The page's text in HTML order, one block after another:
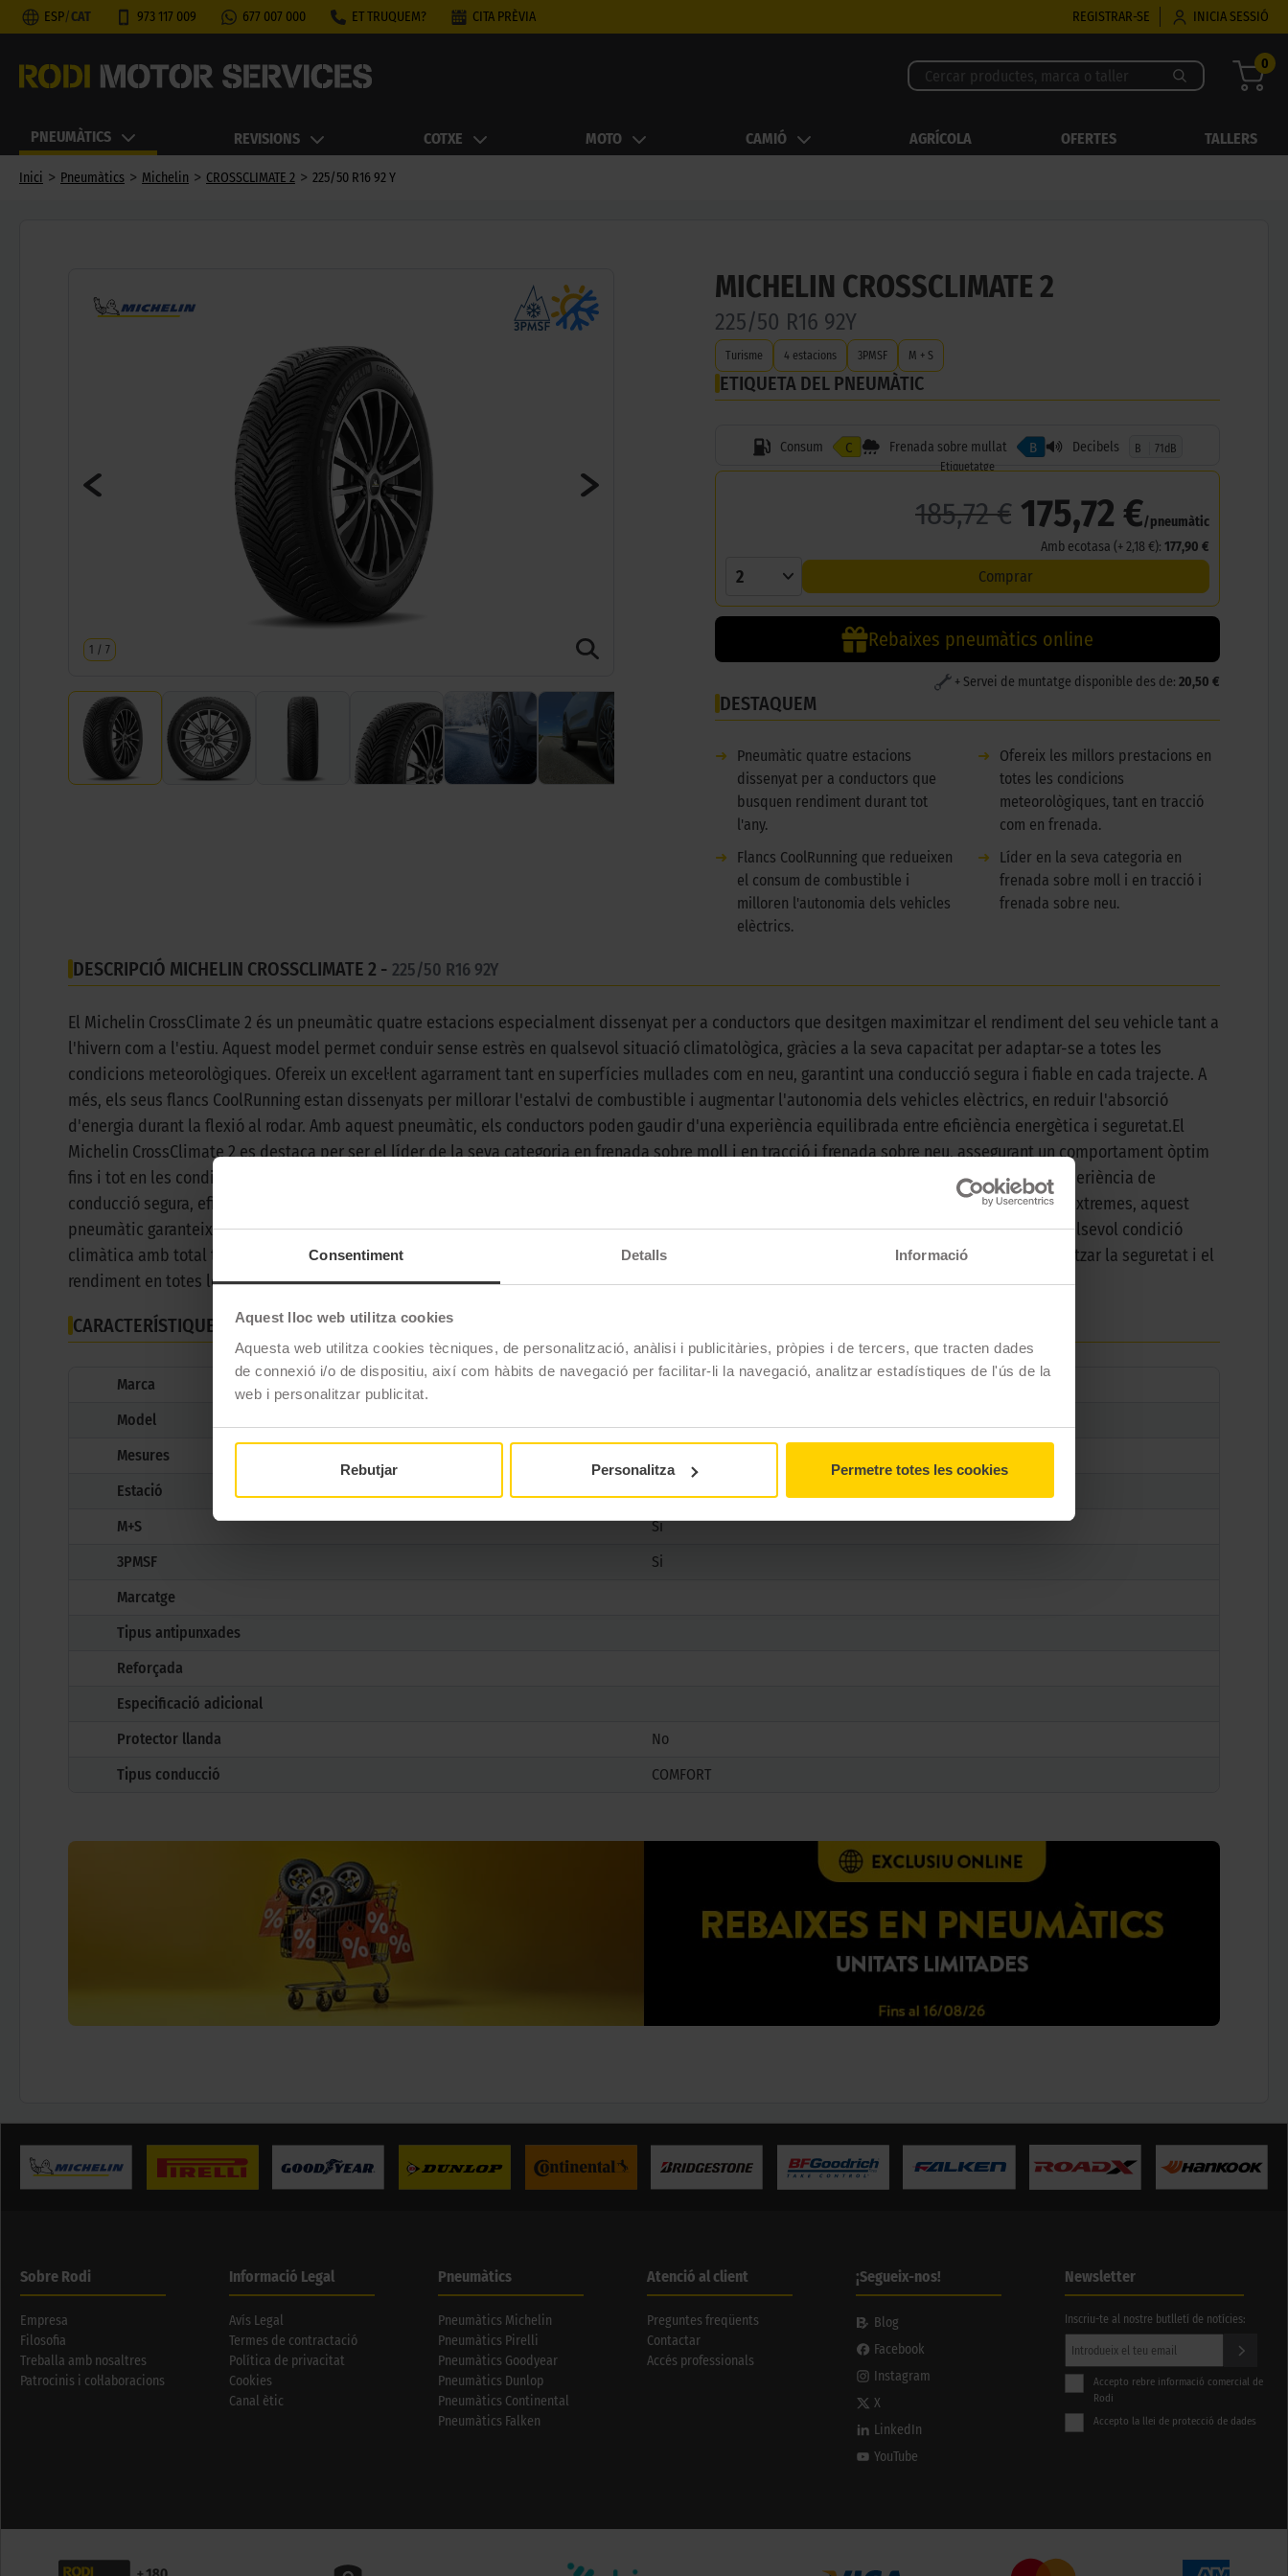
Consentiment Detalls Informació
Aquest lloc web utilitza cookies
Aquesta web utilitza cookies tècniques, de personalització, anàlisi i publicitàries, pròpies i de tercers, que tracten dades
de connexió i/o de dispositiu, així com hàbits de navegació per facilitar-li la navegació, analitzar estadístiques de l'ús de la
web i personalitzar publicitat.
Rebutjar Personalitza Permetre totes les cookies
ESP/CAT 973 117 009 677 007 000 ET TRUQUEM? CITA PRÈVIA REGISTRAR-SE INICIA SESSIÓ
0
PNEUMÀTICS REVISIONS COTXE MOTO CAMIÓ AGRÍCOLA OFERTES TALLERS
Inici > Pneumàtics > Michelin > CROSSCLIMATE 2 > 225/50 R16 92 Y
1 / 7
MICHELIN CROSSCLIMATE 2
225/50 R16 92Y
Turisme 4 estacions 3PMSF M + S
ETIQUETA DEL PNEUMÀTIC
Consum C Frenada sobre mullat B Decibels B
71dB
Etiquetatge
185,72 € 175,72 €/pneumàtic
Amb ecotasa (+ 2,18 €): 177,90 €
2 Comprar
Rebaixes pneumàtics online
+ Servei de muntatge disponible des de: 20,50 €
DESTAQUEM
➜
Pneumàtic quatre estacions
dissenyat per a conductors que
busquen rendiment durant tot
l'any.
➜
Ofereix les millors prestacions en
totes les condicions
meteorològiques, tant en tracció
com en frenada.
➜
Flancs CoolRunning que redueixen
el consum de combustible i
milloren l'autonomia dels vehicles
elèctrics.
➜
Líder en la seva categoria en
frenada sobre moll i en tracció i
frenada sobre neu.
DESCRIPCIÓ MICHELIN CROSSCLIMATE 2 - 225/50 R16 92Y
El Michelin CrossClimate 2 és un pneumàtic quatre estacions especialment dissenyat per a conductors que desitgen maximitzar el rendiment del seu vehicle tant a
l'hivern com a l'estiu. Aquest model permet conduir sense estrès en qualsevol situació climatològica, gràcies a la seva capacitat per adaptar-se a totes les
condicions meteorològiques. Ofereix un excel·lent agarrament tant en superfícies mullades com en neu, garantint una conducció segura i fiable en cada trajecte. A
més, els seus flancs CoolRunning estan dissenyats per millorar l'estalvi de combustible i augmentar l'autonomia dels vehicles elèctrics, en reduir l'absorció
d'energia durant la flexió al rodar. Amb aquest pneumàtic, els conductors poden gaudir d'una experiència equilibrada entre eficiència energètica i seguretat.El
Michelin CrossClimate 2 es destaca per ser el líder de la seva categoria en frenada sobre moll i en tracció i frenada sobre neu, assegurant un comportament òptim
fins i tot en les condicions més desafiants. El seu disseny innovador combina tecnologia avançada i materials d'alta qualitat per oferir una experiència de
conducció segura, eficient i confortable en qualsevol moment de l'any. Ja sigui en entorns urbans, carreteres obertes o situacions climàtiques extremes, aquest
pneumàtic garanteix una resposta ràpida i precisa davant qualsevol repte. Amb el Michelin CrossClimate 2, els conductors poden enfrontar qualsevol condició
climàtica amb total tranquil·litat, sabent que estan equipats amb un dels pneumàtics més avançats i fiables del mercat, dissenyat per maximitzar la seguretat i el
rendiment en totes les estacions.
CARACTERÍSTIQUES TÈCNIQUES
Marca
Model
Mesures
Estació
M+S
Si
3PMSF
Si
Marcatge
Tipus antipunxades
Reforçada
Especificació adicional
Protector llanda
No
Tipus conducció
COMFORT
Sobre Rodi
Empresa
Filosofia
Treballa amb nosaltres
Patrocinis i col·laboracions
Informació Legal
Avís Legal
Termes de contractació
Política de privacitat
Cookies
Canal ètic
Pneumàtics
Pneumàtics Michelin
Pneumàtics Pirelli
Pneumàtics Goodyear
Pneumàtics Dunlop
Pneumàtics Continental
Pneumàtics Falken
Atenció al client
Preguntes freqüents
Contactar
Accés professionals
¡Segueix-nos!
Blog
Facebook
Instagram
X
LinkedIn
YouTube
Newsletter
Inscriu-te al nostre butlletí de notícies:
Accepto rebre informació comercial de
Rodi
Accepto la llei de protecció de dades